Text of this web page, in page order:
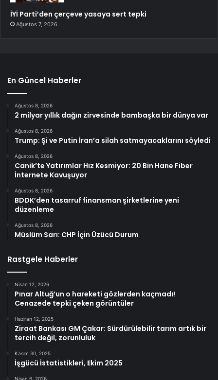
İYİ Parti’den çerçeve yasaya sert tepki
Ağustos 7, 2026
En Güncel Haberler
Ağustos 8, 2026
2 milyar yıllık dağın zirvesinde bambaşka bir dünya var
Ağustos 8, 2026
Trump: Şi ve Putin İran’a silah satmayacaklarını söyledi
Ağustos 8, 2026
Canik’te Yatırımlar Hız Kesmiyor: 20 Bin Hane Fiber
İnternete Kavuşuyor
Ağustos 8, 2026
BDDK’den tasarruf finansman şirketlerine yeni
düzenleme
Ağustos 8, 2026
Müslüm Sarı: CHP İçin Üzücü Durum
Rastgele Haberler
Nisan 12, 2026
Pınar Altuğ’un o hareketi gözlerden kaçmadı!
Cenazede tepki çeken görüntüler
Haziran 12, 2025
Ziraat Bankası GM Çakar: Sürdürülebilir tarım artık bir
tercih değil, zorunluluk
Kasım 30, 2025
İşgücü İstatistikleri, Ekim 2025
Nisan 6, 2026